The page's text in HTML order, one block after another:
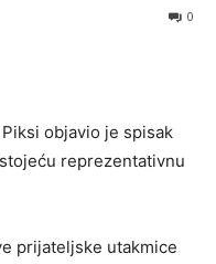
0
objavio je spisak
reprezentativnu
prijateljske utakmice